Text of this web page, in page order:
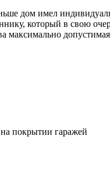
дом имел
который в свою
максимально
покрытии гаражей